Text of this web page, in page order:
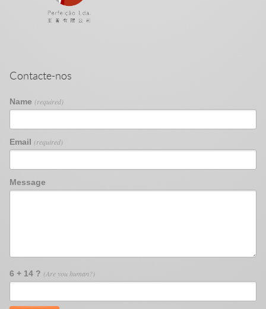
Contacte-nos
Name (required)
Email (required)
Message
6 + 14 ? (Are you human?)